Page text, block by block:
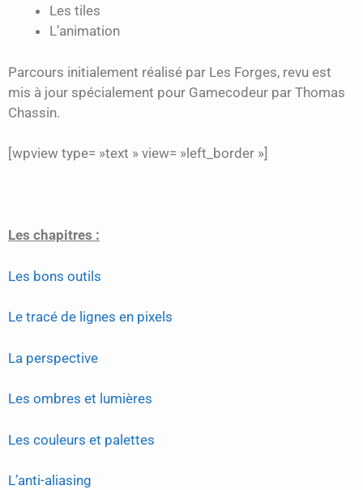
Les tiles
L’animation
Parcours initialement réalisé par Les Forges, revu est
mis à jour spécialement pour Gamecodeur par Thomas
Chassin.
[wpview type= »text » view= »left_border »]
Les chapitres :
Les bons outils
Le tracé de lignes en pixels
La perspective
Les ombres et lumières
Les couleurs et palettes
L’anti-aliasing